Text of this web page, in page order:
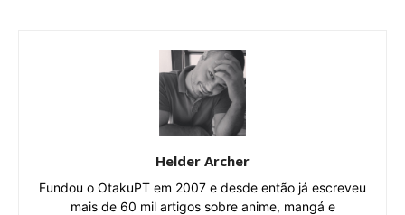
Helder Archer
Fundou o OtakuPT em 2007 e desde então já escreveu
mais de 60 mil artigos sobre anime, mangá e